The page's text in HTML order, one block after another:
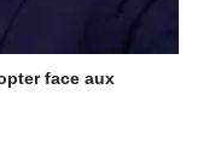
face aux